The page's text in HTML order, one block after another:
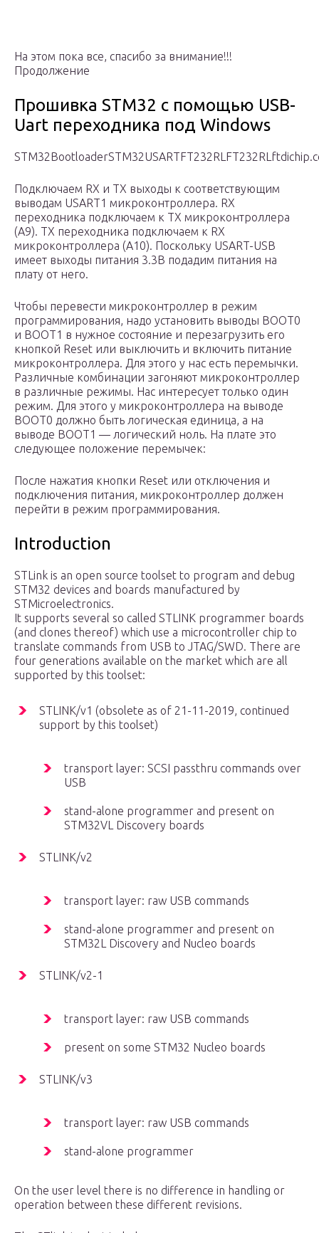
На этом пока все, спасибо за внимание!!!
Продолжение
Прошивка STM32 с помощью USB-
Uart переходника под Windows
Подключаем RX и TX выходы к соответствующим
выводам USART1 микроконтроллера. RX
переходника подключаем к TX микроконтроллера
(A9). TX переходника подключаем к RX
микроконтроллера (A10). Поскольку USART-USB
имеет выходы питания 3.3В подадим питания на
плату от него.
Чтобы перевести микроконтроллер в режим
программирования, надо установить выводы BOOT0
и BOOT1 в нужное состояние и перезагрузить его
кнопкой Reset или выключить и включить питание
микроконтроллера. Для этого у нас есть перемычки.
Различные комбинации загоняют микроконтроллер
в различные режимы. Нас интересует только один
режим. Для этого у микроконтроллера на выводе
BOOT0 должно быть логическая единица, а на
выводе BOOT1 — логический ноль. На плате это
следующее положение перемычек:
После нажатия кнопки Reset или отключения и
подключения питания, микроконтроллер должен
перейти в режим программирования.
Introduction
STLink is an open source toolset to program and debug
STM32 devices and boards manufactured by
STMicroelectronics.
It supports several so called STLINK programmer boards
(and clones thereof) which use a microcontroller chip to
translate commands from USB to JTAG/SWD. There are
four generations available on the market which are all
supported by this toolset:
STLINK/v1 (obsolete as of 21-11-2019, continued
support by this toolset)
transport layer: SCSI passthru commands over
USB
stand-alone programmer and present on
STM32VL Discovery boards
STLINK/v2
transport layer: raw USB commands
stand-alone programmer and present on
STM32L Discovery and Nucleo boards
STLINK/v2-1
transport layer: raw USB commands
present on some STM32 Nucleo boards
STLINK/v3
transport layer: raw USB commands
stand-alone programmer
On the user level there is no difference in handling or
operation between these different revisions.